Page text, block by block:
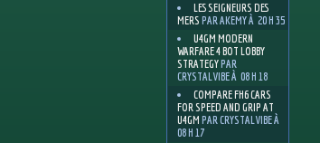
LES SEIGNEURS DES
MERS PAR AKEMY À 20 H 35
U4GM MODERN
WARFARE 4 BOT LOBBY
STRATEGYPAR
CRYSTALVIBE À 08 H 18
COMPARE FH6 CARS
FOR SPEED AND GRIP AT
U4GM PAR CRYSTALVIBE À
08 H 17